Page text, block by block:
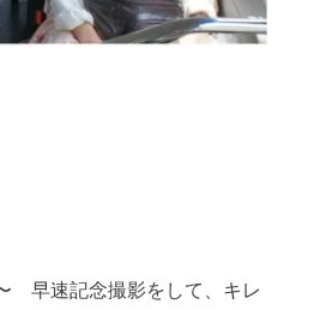
早速記念撮影をして、キレ